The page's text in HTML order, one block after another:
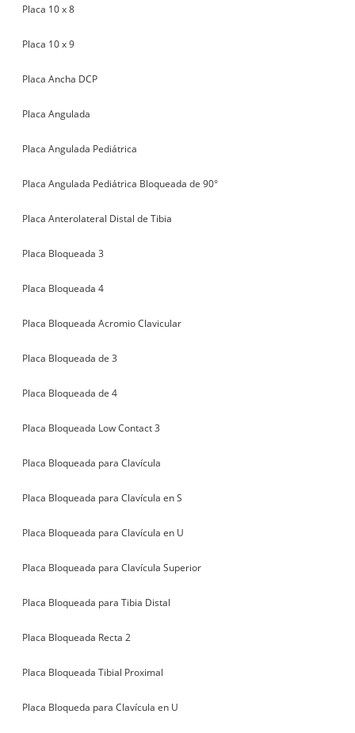
Placa 10 x 8
Placa 10 x 9
Placa Ancha DCP
Placa Angulada
Placa Angulada Pediátrica
Placa Angulada Pediátrica Bloqueada de 90°
Placa Anterolateral Distal de Tibia
Placa Bloqueada 3
Placa Bloqueada 4
Placa Bloqueada Acromio Clavicular
Placa Bloqueada de 3
Placa Bloqueada de 4
Placa Bloqueada Low Contact 3
Placa Bloqueada para Clavícula
Placa Bloqueada para Clavícula en S
Placa Bloqueada para Clavícula en U
Placa Bloqueada para Clavícula Superior
Placa Bloqueada para Tibia Distal
Placa Bloqueada Recta 2
Placa Bloqueada Tibial Proximal
Placa Bloqueda para Clavícula en U